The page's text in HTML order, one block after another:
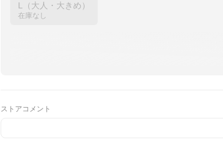
L（大人・大きめ）
在庫なし
ストアコメント